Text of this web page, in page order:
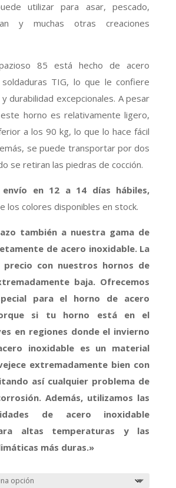
utilizar para asar, pescado,
y muchas otras creaciones
85 está hecho de acero
soldaduras TIG, lo que le confiere
durabilidad excepcionales. A pesar
horno es relativamente ligero,
a los 90 kg, lo que lo hace fácil
se puede transportar por dos
se retiran las piedras de cocción.
en 12 a 14 días hábiles,
los colores disponibles en stock.
también a nuestra gama de
de acero inoxidable. La
precio con nuestros hornos de
baja. Ofrecemos
para el horno de acero
si tu horno está en el
en regiones donde el invierno
inoxidable es un material
extremadamente bien con
así cualquier problema de
Además, utilizamos las
de acero inoxidable
altas temperaturas y las
más duras.»